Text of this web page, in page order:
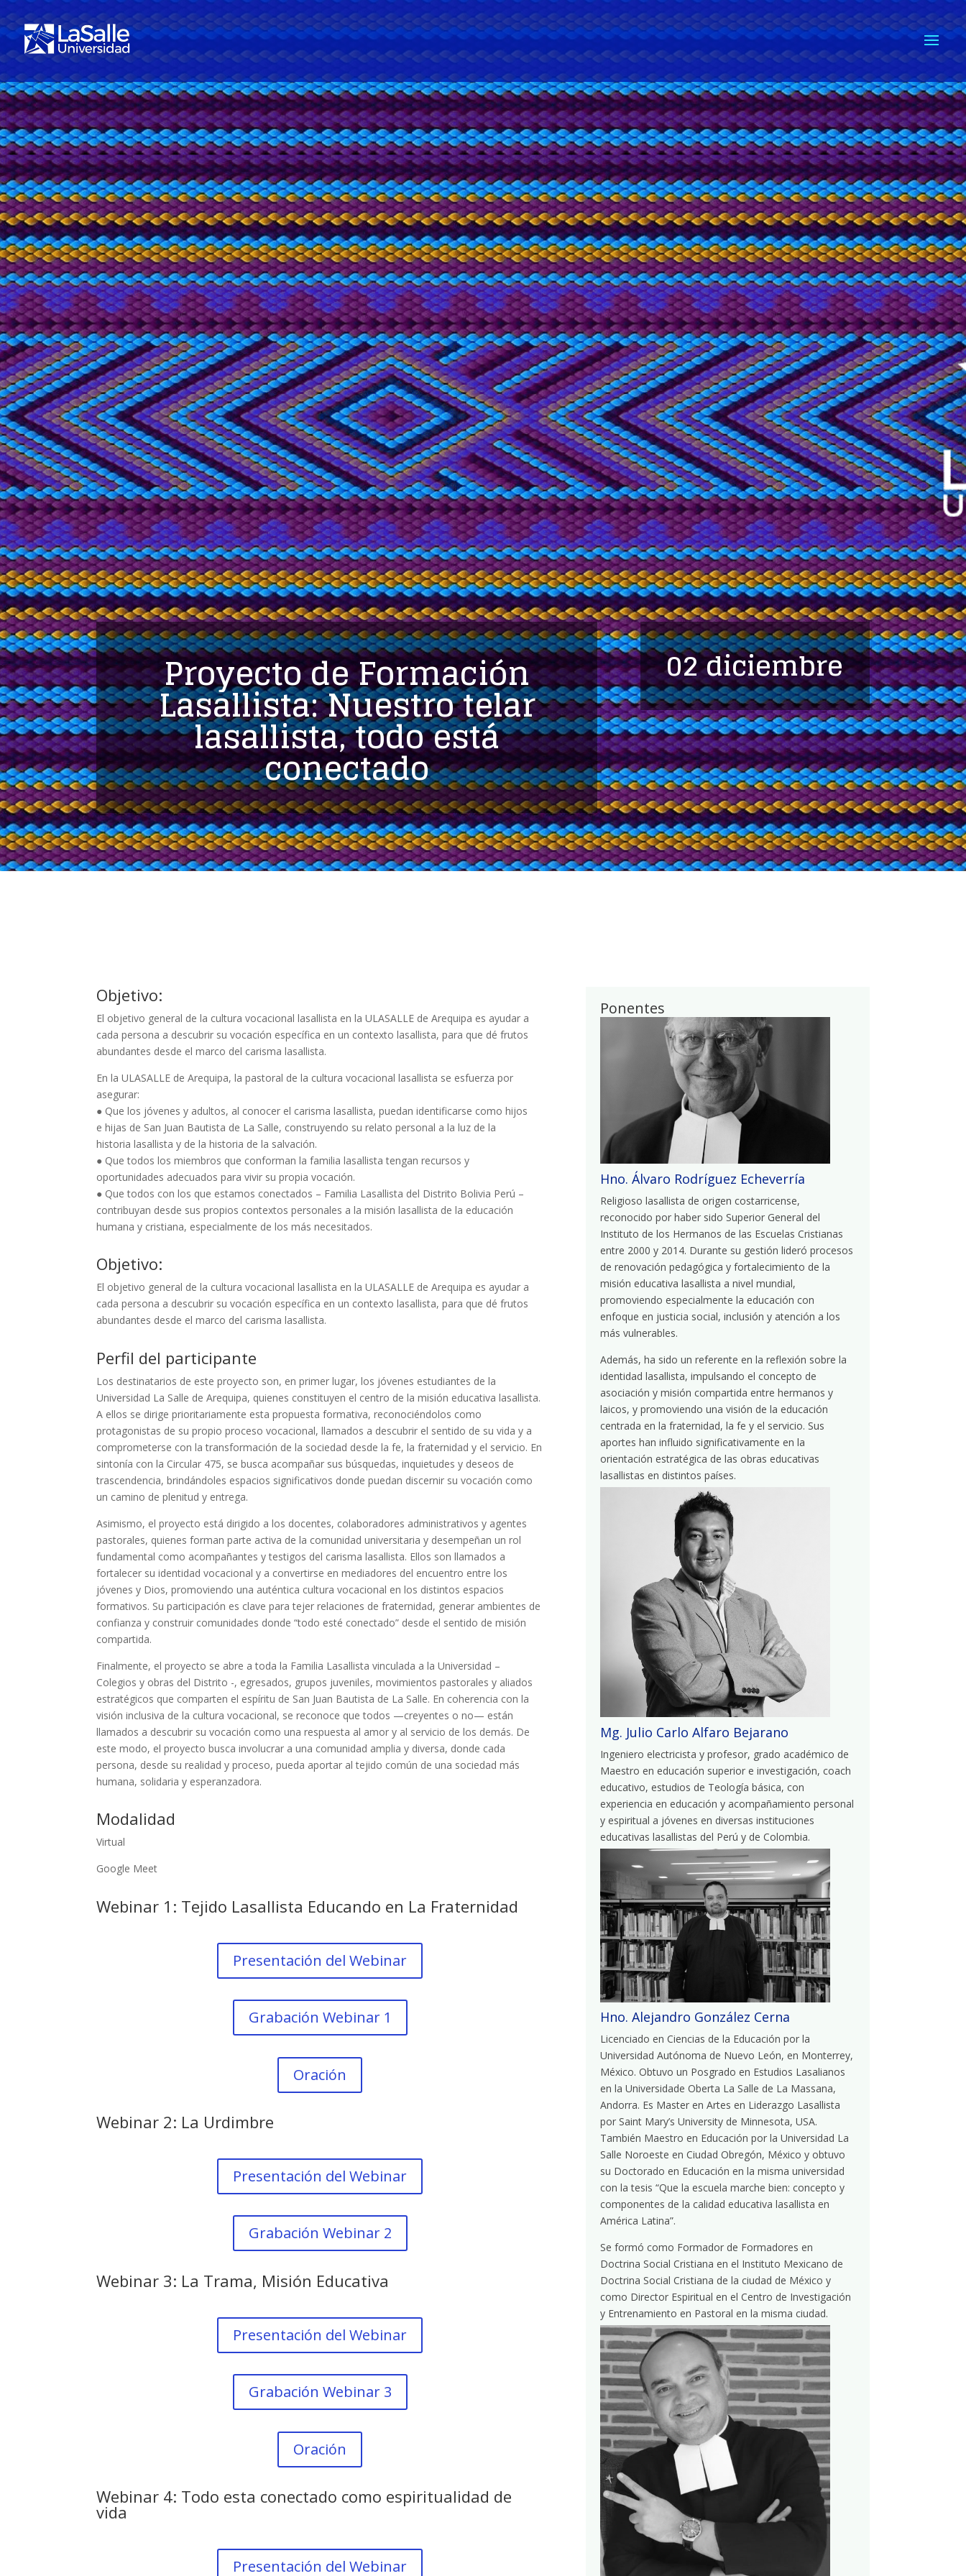
Proyecto de Formación
Lasallista: Nuestro telar
lasallista, todo está
conectado
02 diciembre
Objetivo:
El objetivo general de la cultura vocacional lasallista en la ULASALLE de Arequipa es ayudar a
cada persona a descubrir su vocación específica en un contexto lasallista, para que dé frutos
abundantes desde el marco del carisma lasallista.
En la ULASALLE de Arequipa, la pastoral de la cultura vocacional lasallista se esfuerza por
asegurar:
● Que los jóvenes y adultos, al conocer el carisma lasallista, puedan identificarse como hijos
e hijas de San Juan Bautista de La Salle, construyendo su relato personal a la luz de la
historia lasallista y de la historia de la salvación.
● Que todos los miembros que conforman la familia lasallista tengan recursos y
oportunidades adecuados para vivir su propia vocación.
● Que todos con los que estamos conectados – Familia Lasallista del Distrito Bolivia Perú –
contribuyan desde sus propios contextos personales a la misión lasallista de la educación
humana y cristiana, especialmente de los más necesitados.
Objetivo:
El objetivo general de la cultura vocacional lasallista en la ULASALLE de Arequipa es ayudar a
cada persona a descubrir su vocación específica en un contexto lasallista, para que dé frutos
abundantes desde el marco del carisma lasallista.
Perfil del participante
Los destinatarios de este proyecto son, en primer lugar, los jóvenes estudiantes de la
Universidad La Salle de Arequipa, quienes constituyen el centro de la misión educativa lasallista.
A ellos se dirige prioritariamente esta propuesta formativa, reconociéndolos como
protagonistas de su propio proceso vocacional, llamados a descubrir el sentido de su vida y a
comprometerse con la transformación de la sociedad desde la fe, la fraternidad y el servicio. En
sintonía con la Circular 475, se busca acompañar sus búsquedas, inquietudes y deseos de
trascendencia, brindándoles espacios significativos donde puedan discernir su vocación como
un camino de plenitud y entrega.
Asimismo, el proyecto está dirigido a los docentes, colaboradores administrativos y agentes
pastorales, quienes forman parte activa de la comunidad universitaria y desempeñan un rol
fundamental como acompañantes y testigos del carisma lasallista. Ellos son llamados a
fortalecer su identidad vocacional y a convertirse en mediadores del encuentro entre los
jóvenes y Dios, promoviendo una auténtica cultura vocacional en los distintos espacios
formativos. Su participación es clave para tejer relaciones de fraternidad, generar ambientes de
confianza y construir comunidades donde “todo esté conectado” desde el sentido de misión
compartida.
Finalmente, el proyecto se abre a toda la Familia Lasallista vinculada a la Universidad –
Colegios y obras del Distrito -, egresados, grupos juveniles, movimientos pastorales y aliados
estratégicos que comparten el espíritu de San Juan Bautista de La Salle. En coherencia con la
visión inclusiva de la cultura vocacional, se reconoce que todos —creyentes o no— están
llamados a descubrir su vocación como una respuesta al amor y al servicio de los demás. De
este modo, el proyecto busca involucrar a una comunidad amplia y diversa, donde cada
persona, desde su realidad y proceso, pueda aportar al tejido común de una sociedad más
humana, solidaria y esperanzadora.
Modalidad
Virtual
Google Meet
Webinar 1: Tejido Lasallista Educando en La Fraternidad
Presentación del Webinar
Grabación Webinar 1
Oración
Webinar 2: La Urdimbre
Presentación del Webinar
Grabación Webinar 2
Webinar 3: La Trama, Misión Educativa
Presentación del Webinar
Grabación Webinar 3
Oración
Webinar 4: Todo esta conectado como espiritualidad de
vida
Presentación del Webinar
Ponentes
Hno. Álvaro Rodríguez Echeverría
Religioso lasallista de origen costarricense,
reconocido por haber sido Superior General del
Instituto de los Hermanos de las Escuelas Cristianas
entre 2000 y 2014. Durante su gestión lideró procesos
de renovación pedagógica y fortalecimiento de la
misión educativa lasallista a nivel mundial,
promoviendo especialmente la educación con
enfoque en justicia social, inclusión y atención a los
más vulnerables.
Además, ha sido un referente en la reflexión sobre la
identidad lasallista, impulsando el concepto de
asociación y misión compartida entre hermanos y
laicos, y promoviendo una visión de la educación
centrada en la fraternidad, la fe y el servicio. Sus
aportes han influido significativamente en la
orientación estratégica de las obras educativas
lasallistas en distintos países.
Mg. Julio Carlo Alfaro Bejarano
Ingeniero electricista y profesor, grado académico de
Maestro en educación superior e investigación, coach
educativo, estudios de Teología básica, con
experiencia en educación y acompañamiento personal
y espiritual a jóvenes en diversas instituciones
educativas lasallistas del Perú y de Colombia.
Hno. Alejandro González Cerna
Licenciado en Ciencias de la Educación por la
Universidad Autónoma de Nuevo León, en Monterrey,
México. Obtuvo un Posgrado en Estudios Lasalianos
en la Universidade Oberta La Salle de La Massana,
Andorra. Es Master en Artes en Liderazgo Lasallista
por Saint Mary’s University de Minnesota, USA.
También Maestro en Educación por la Universidad La
Salle Noroeste en Ciudad Obregón, México yobtuvo
su Doctorado en Educación en la misma universidad
con la tesis “Que la escuela marche bien: concepto y
componentes de la calidad educativa lasallista en
América Latina”.
Se formó como Formador de Formadores en
Doctrina Social Cristiana en el Instituto Mexicano de
Doctrina Social Cristiana de la ciudad de México y
como Director Espiritual en el Centro de Investigación
y Entrenamiento en Pastoral en la misma ciudad.